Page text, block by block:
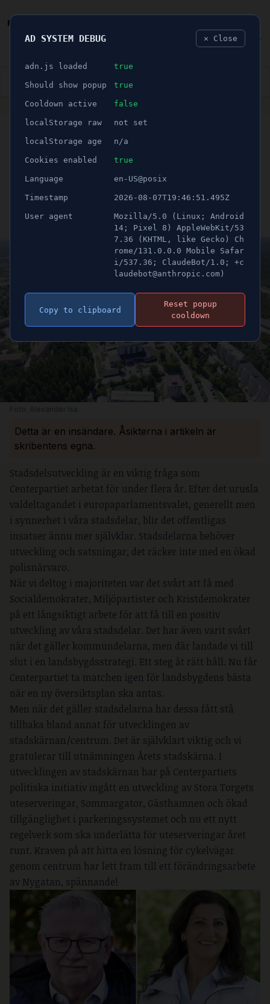
👮🏻‍♂️ BLÅLJUS ÅSIKTER SPORT
ANNONS
DEBATT
"INSÄNDARE: Nu är det
dags att utveckla våra
stadsdelar!"
Publicerad 29 juni 2024 05:00
Detta är en insändare. Åsikterna i artikeln är
skribentens egna.
Stadsdelsutveckling är en viktig fråga som
Centerpartiet arbetat för under flera år. Efter det urusla
valdeltagandet i europaparlamentsvalet, generellt men
i synnerhet i våra stadsdelar, blir det offentligas
insatser ännu mer självklar. Stadsdelarna behöver
utveckling och satsningar, det räcker inte med en ökad
polisnärvaro.
När vi deltog i majoriteten var det svårt att få med
Socialdemokrater, Miljöpartister och Kristdemokrater
på ett långsiktigt arbete för att få till en positiv
utveckling av våra stadsdelar. Det har även varit svårt
när det gäller kommundelarna, men där landade vi till
slut i en landsbygdsstrategi. Ett steg åt rätt håll. Nu får
Centerpartiet ta matchen igen för landsbygdens bästa
när en ny översiktsplan ska antas.
Men när det gäller stadsdelarna har dessa fått stå
tillbaka bland annat för utvecklingen av
stadskärnan/centrum. Det är självklart viktig och vi
gratulerar till utnämningen Årets stadskärna. I
utvecklingen av stadskärnan har på Centerpartiets
politiska initiativ ingått en utveckling av Stora Torgets
uteserveringar, Sommargator, Gästhamnen och ökad
tillgänglighet i parkeringssystemet och nu ett nytt
regelverk som ska underlätta för uteserveringar året
runt. Kraven på att hitta en lösning för cykelvägar
genom centrum har lett fram till ett förändringsarbete
av Nygatan, spännande!
AD SYSTEM DEBUG ✕ Close
adn.js loaded true
Should show popup true
Cooldown active false
localStorage raw not set
localStorage age n/a
Cookies enabled true
Language en-US@posix
Timestamp 2026-08-07T19:46:51.495Z
User agent
Mozilla/5.0 (Linux; Android
14; Pixel 8) AppleWebKit/53
7.36 (KHTML, like Gecko) Ch
rome/131.0.0.0 Mobile Safar
i/537.36; ClaudeBot/1.0; +c
laudebot@anthropic.com)
Copy to clipboard
Reset popup
cooldown